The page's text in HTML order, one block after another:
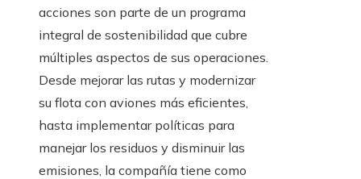
acciones son parte de un programa
integral de sostenibilidad que cubre
múltiples aspectos de sus operaciones.
Desde mejorar las rutas y modernizar
su flota con aviones más eficientes,
hasta implementar políticas para
manejar los residuos y disminuir las
emisiones, la compañía tiene como